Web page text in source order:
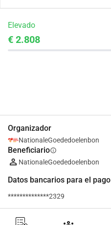
Elevado
€ 2.808
Organizador
NationaleGoededoelenbon
Beneficiarioinfo
NationaleGoededoelenbon
Datos bancarios para el pago
**************2329